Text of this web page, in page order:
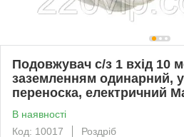
Подовжувач c/з 1 вхід 10
заземленням одинарний, у
переноска, електричний
В наявності
Код: 10017
Роздріб